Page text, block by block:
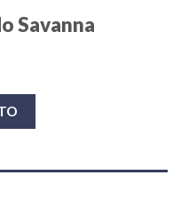
Savanna